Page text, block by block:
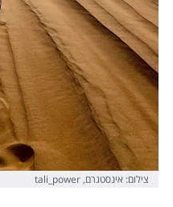
צילום: אינסטגרם, tali_power